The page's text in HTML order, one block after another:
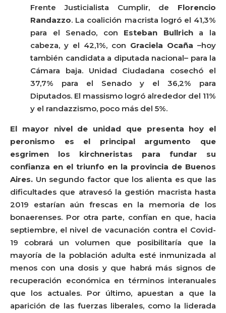
Frente Justicialista Cumplir, de Florencio
Randazzo. La coalición macrista logró el 41,3%
para el Senado, con Esteban Bullricha la
cabeza, y el 42,1%, con Graciela Ocaña –hoy
también candidata a diputada nacional– para la
Cámara baja. Unidad Ciudadana cosechó el
37,7% para el Senado y el 36,2% para
Diputados. El massismo logró alrededor del 11%
y el randazzismo, poco más del 5%.
El mayor nivel de unidad que presenta hoy el
peronismo es el principal argumento que
esgrimen los kirchneristas para fundar su
confianza en el triunfo en la provincia de Buenos
Aires. Un segundo factor que los alienta es que las
dificultades que atravesó la gestión macrista hasta
2019 estarían aún frescas en la memoria de los
bonaerenses. Por otra parte, confían en que, hacia
septiembre, el nivel de vacunación contra el Covid-
19 cobrará un volumen que posibilitaría que la
mayoría de la población adulta esté inmunizada al
menos con una dosis y que habrá más signos de
recuperación económica en términos interanuales
que los actuales. Por último, apuestan a que la
aparición de las fuerzas liberales, como la liderada